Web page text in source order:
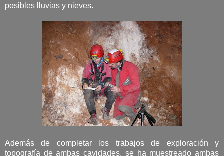
posibles lluvias y nieves.
Además de completar los trabajos de exploración y
topografía de ambas cavidades, se ha muestreado ambas